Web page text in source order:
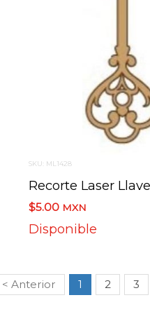
SKU: ML1428
Recorte Laser
$5.00 MXN
Disponible
< Anterior 1 2 3